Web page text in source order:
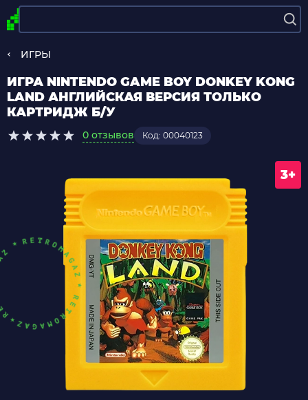
ИГРЫ
ИГРА NINTENDO GAME BOY DONKEY KONG
LAND АНГЛИЙСКАЯ ВЕРСИЯ ТОЛЬКО
КАРТРИДЖ Б/У
0 отзывов Код: 00040123
3+